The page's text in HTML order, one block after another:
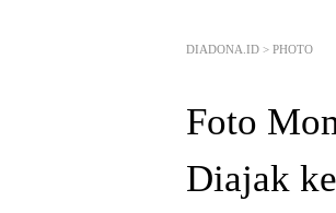
DIADONA.ID > PHOTO
Foto
Diajak